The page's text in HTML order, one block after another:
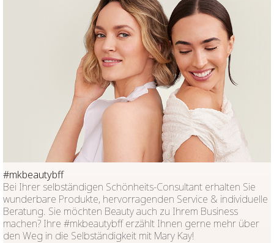
#mkbeautybff
Bei Ihrer selbständigen Schönheits-Consultant erhalten Sie
wunderbare Produkte, hervorragenden Service & individuelle
Beratung. Sie möchten Beauty auch zu Ihrem Business
machen? Ihre #mkbeautybff erzählt Ihnen gerne mehr über
den Weg in die Selbständigkeit mit Mary Kay!